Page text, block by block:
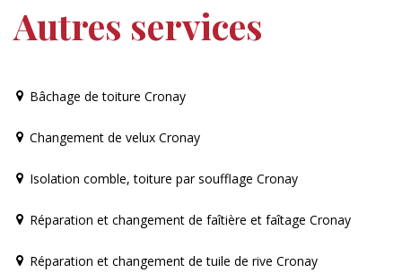
Autres services
Bâchage de toiture Cronay
Changement de velux Cronay
Isolation comble, toiture par soufflage Cronay
Réparation et changement de faîtière et faîtage Cronay
Réparation et changement de tuile de rive Cronay